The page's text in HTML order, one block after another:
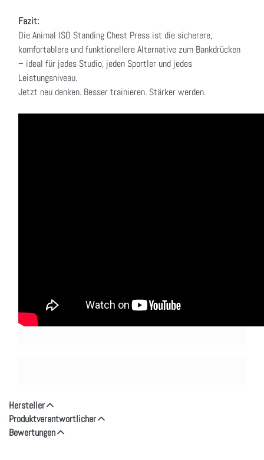
Fazit:
Die Animal ISO Standing Chest Press ist die sicherere,
komfortablere und funktionellere Alternative zum Bankdrücken
– ideal für jedes Studio, jeden Sportler und jedes
Leistungsniveau.
Jetzt neu denken. Besser trainieren. Stärker werden.
Hersteller
Produktverantwortlicher
Bewertungen